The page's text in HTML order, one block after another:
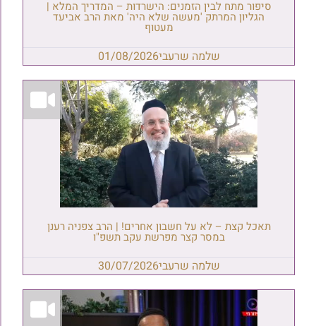
סיפור מתח לבין הזמנים: הישרדות – המדריך המלא |
הגליון המרתק 'מעשה שלא היה' מאת הרב אביעד
מעטוף
שלמה שרעבי01/08/2026
תאכל קצת – לא על חשבון אחרים! | הרב צפניה רענן
במסר קצר מפרשת עקב תשפ"ו
שלמה שרעבי30/07/2026